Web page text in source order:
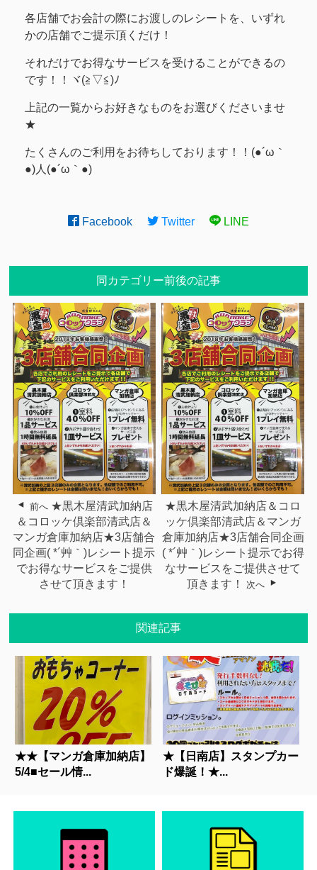
各店舗でお会計の際にお渡しのレシートを、いずれ
かの店舗でご提示頂くだけ！
それだけでお得なサービスを受けることができるの
です！！ヾ(≧▽≦)ﾉ
上記の一覧からお好きなものをお選びくださいませ
★
たくさんのご利用をお待ちしております！！(●´ω｀
●)人(●´ω｀●)
Facebook Twitter LINE
同カテゴリー前後の記事
前へ ★黒木屋清武加納店
＆コロッケ倶楽部清武店＆
マンガ倉庫加納店★3店舗合
同企画( *´艸｀)レシート提示
でお得なサービスをご提供
させて頂きます！
★黒木屋清武加納店＆コロ
ッケ倶楽部清武店＆マンガ
倉庫加納店★3店舗合同企画
( *´艸｀)レシート提示でお得
なサービスをご提供させて
頂きます！
次へ
関連記事
★★【マンガ倉庫加納店】
5/4■セール情...
★【日南店】スタンプカー
ド爆誕！★...